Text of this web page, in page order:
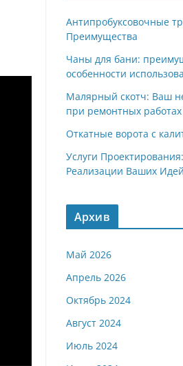
Антипробуксовочные
Преимущества
Чаны для бани:
особенности
Малярный скотч: Ваш
при ремонтных работах
Откатные ворота с
Услуги
Реализации Ваших Идей
Архив
Май 2026
Апрель 2026
Октябрь 2024
Август 2024
Июль 2024